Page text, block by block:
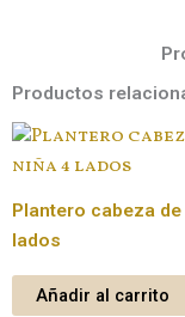
Productos
Plantero cabeza
lados
Añadir al carrito